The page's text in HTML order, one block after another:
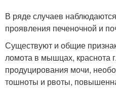
В ряде случаев
проявления печеночной и
Существуют и общие
ломота в мышцах, краснота
продуцирования мочи,
тошноты и рвоты,